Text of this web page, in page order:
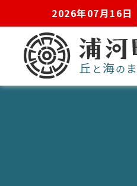
2026年07月16日